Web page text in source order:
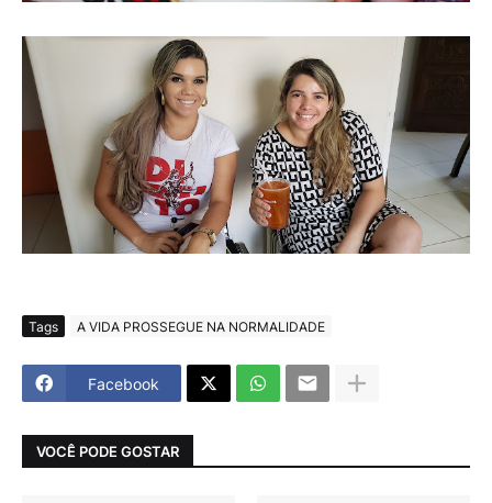
Tags A VIDA PROSSEGUE NA NORMALIDADE
Facebook
VOCÊ PODE GOSTAR